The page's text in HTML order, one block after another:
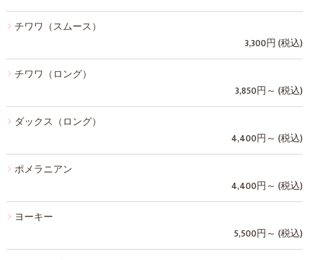
チワワ（スムース）
3,300円 (税込)
チワワ（ロング）
3,850円～ (税込)
ダックス（ロング）
4,400円～ (税込)
ポメラニアン
4,400円～ (税込)
ヨーキー
5,500円～ (税込)